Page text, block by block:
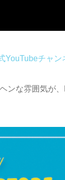
YouTubeチャン
ンな雰囲気が